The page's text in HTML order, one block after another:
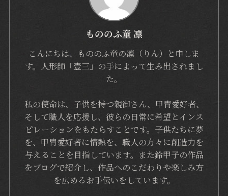
もののふ童 凛
こんにちは、もののふ童の凛（りん）と申しま
す。人形師「壹三」の手によって生み出されまし
た。
私の使命は、子供を持つ親御さん、甲冑愛好者、
そして職人を応援し、彼らの日常に希望とインス
ピレーションをもたらすことです。子供たちに夢
を、甲冑愛好者に情熱を、職人の方々に創造力を
与えることを目指しています。また鈴甲子の作品
をブログで紹介し、作品へのこだわりや楽しみ方
を広めるお手伝いをしています。